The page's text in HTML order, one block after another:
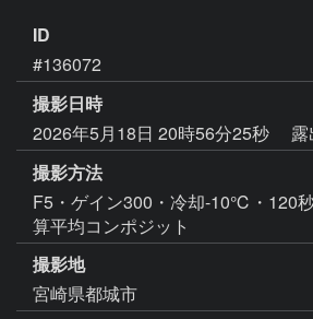
ID
#136072
撮影日時
2026年5月18日 20時56分25秒
撮影方法
F5・ゲイン300・冷却-10℃・120
算平均コンポジット
撮影地
宮崎県都城市